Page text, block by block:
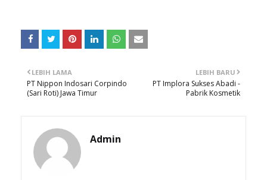
LEBIH BARU
PT Implora Sukses Abadi -
Pabrik Kosmetik
LEBIH LAMA
PT Nippon Indosari Corpindo
(Sari Roti) Jawa Timur
Admin